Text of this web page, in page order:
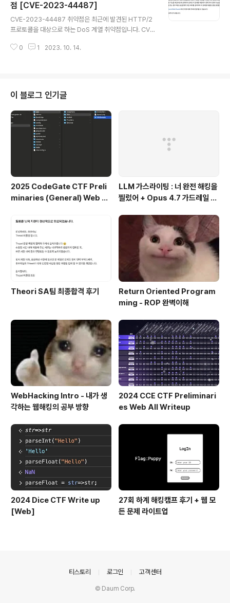
TLS Hacks You" 라는 자료를 검색하여 공부해보시기
바랍니다. 잘못된 부분이 있다면 댓글로 또는 디스코드(on
e3147)로 연락바랍니다. TLS Poisoning을 공부하기
에 대해 알아보겠습..
점 [CVE-2023-44487]
CVE-2023-44487 취약점은 최근에 발견된 HTTP/2
프로토콜을 대상으로 하는 DoS 계열 취약점입니다. CVS
HTTP/2 엔드포인트에 영향을 미칠 수 있습니다. 해당 취
AWS, Microsoft 등 IT 계열 대기업들이 해당 취약점에
대해 대처하고 취약점의 위험성, 발생원리 ,테스트 방법등
을 알리는 것을 확인할 수 있습니다. https://github.co
m/bcdannyboy/CVE-2023-44487 GitHub - bcd
annyboy/CVE-2023-4..
0 1 2023. 10. 14.
이 블로그 인기글
2025 CodeGate CTF Preli
minaries (General) Web Al
LLM 가스라이팅 : 너 완전 해킹을
찔렀어 + Opus 4.7 가드레일 우
Theori SA팀 최종합격 후기
Return Oriented Program
ming - ROP 완벽이해
WebHacking Intro - 내가 생
각하는 웹해킹의 공부 방향
2024 CCE CTF Preliminari
es Web All Writeup
2024 Dice CTF Write up
[Web]
27회 하계 해킹캠프 후기 + 웹 모
든 문제 라이트업
티스토리 로그인 고객센터
© Daum Corp.